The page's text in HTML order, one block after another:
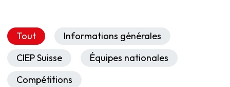
Tout
Informations générales
CIEP Suisse
Équipes nationales
Compétitions